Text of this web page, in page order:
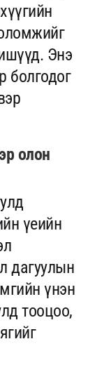
Энэ
болгодог
олон
үеийн
дагуулын
үнэн
тооцоо,